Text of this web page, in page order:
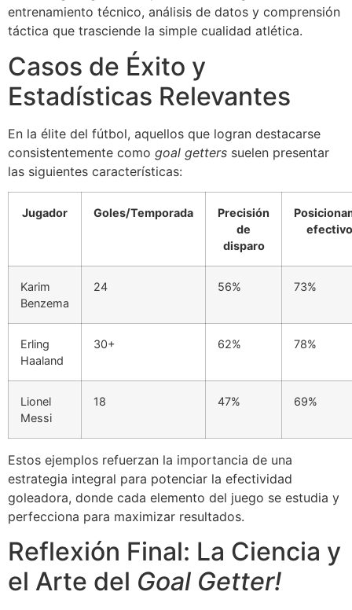
entrenamiento técnico, análisis de datos y comprensión
táctica que trasciende la simple cualidad atlética.
Casos de Éxito y
Estadísticas Relevantes
En la élite del fútbol, aquellos que logran destacarse
consistentemente como goal getters suelen presentar
las siguientes características:
Jugador Goles/Temporada
Precisión
de
disparo
Karim
Benzema
24 56% 73%
Erling
Haaland
30+ 62% 78%
Lionel
Messi
18 47% 69%
Estos ejemplos refuerzan la importancia de una
estrategia integral para potenciar la efectividad
goleadora, donde cada elemento del juego se estudia y
perfecciona para maximizar resultados.
Reflexión Final: La Ciencia y
el Arte del Goal Getter!